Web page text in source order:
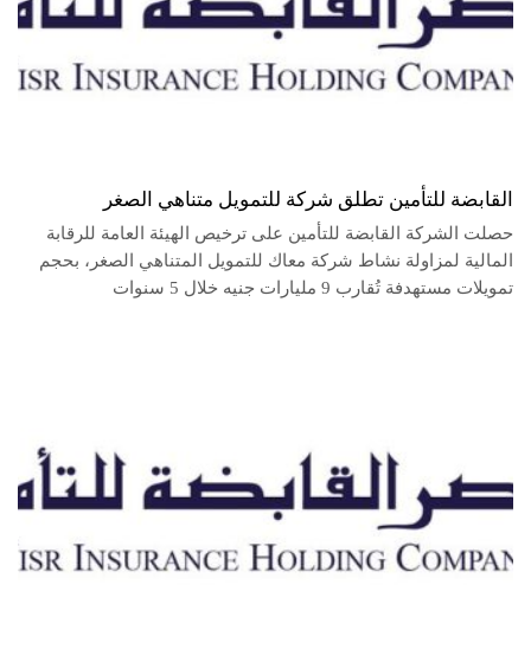
القابضة للتأمين تطلق شركة للتمويل متناهي الصغر
حصلت الشركة القابضة للتأمين على ترخيص الهيئة العامة للرقابة
المالية لمزاولة نشاط شركة معاك للتمويل المتناهي الصغر، بحجم
تمويلات مستهدفة تُقارب 9 مليارات جنيه خلال 5 سنوات